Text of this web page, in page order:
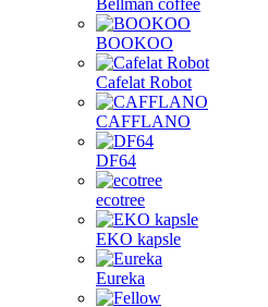
Bellman coffee
BOOKOO
Cafelat Robot
CAFFLANO
DF64
ecotree
EKO kapsle
Eureka